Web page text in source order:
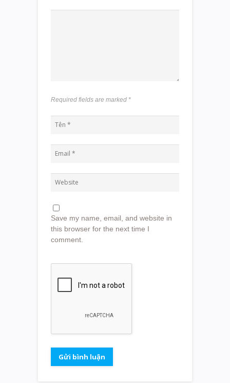
Required fields are marked *
Save my name, email, and website in
this browser for the next time I
comment.